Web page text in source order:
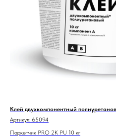
Клей двухкомпонентный
Артикул: 65094
Паркетчик PRO 2K PU 10 кг